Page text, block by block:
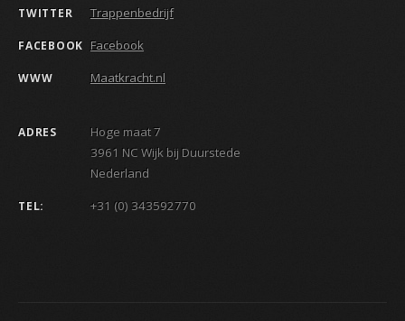
TWITTER Trappenbedrijf
FACEBOOK Facebook
WWW Maatkracht.nl
ADRES
Hoge maat 7
3961 NC Wijk bij Duurstede
Nederland
TEL: +31 (0) 343592770